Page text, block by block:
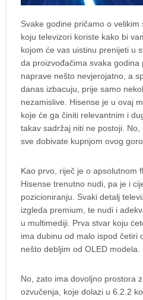
Svake godine pričamo o
koju televizori koriste kako bi
kojom će vas uistinu prenijeti u
da proizvođačima svaka godina
naprave nešto nevjerojatno, a
danas izbacuju, prije samo
nezamislive. Hisense je u ovaj
koje će ga činiti relevantnim i
takav sadržaj niti ne postoji.
sve dobivate kupnjom ovog
Kao prvo, riječ je o apsolutnom
Hisense trenutno nudi, pa je i
pozicioniranju. Svaki detalj
izgleda premium, te nudi i
u multimediji. Prva stvar koju
ima dubinu od malo ispod četiri
nešto debljim od OLED modela.
No, zato ima dovoljno prostora
ozvučenja, koje dolazi u 6.2.2